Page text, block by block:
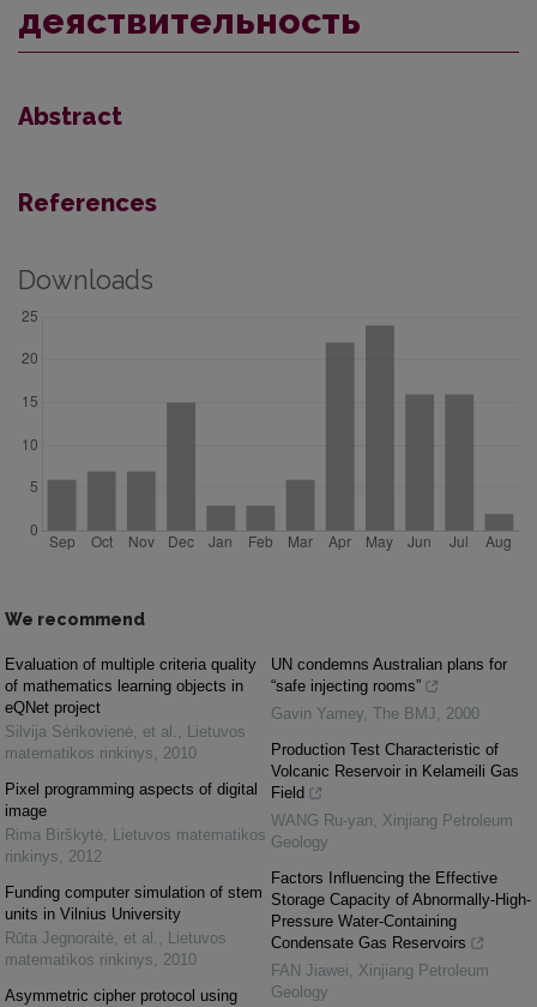
деяствительность
Abstract
References
Downloads
We recommend
Evaluation of multiple criteria quality
of mathematics learning objects in
eQNet project
Silvija Sėrikovienė, et al. , Lietuvos
matematikos rinkinys, 2010
Pixel programming aspects of digital
image
Rima Birškytė, Lietuvos matematikos
rinkinys, 2012
Funding computer simulation of stem
units in Vilnius University
Rūta Jegnoraitė, et al. , Lietuvos
matematikos rinkinys, 2010
Asymmetric cipher protocol using
UN condemns Australian plans for
“safe injecting rooms”
Gavin Yamey, The BMJ, 2000
Production Test Characteristic of
Volcanic Reservoir in Kelameili Gas
Field
WANG Ru-yan, Xinjiang Petroleum
Geology
Factors Influencing the Effective
Storage Capacity of Abnormally-High-
Pressure Water-Containing
Condensate Gas Reservoirs
FAN Jiawei, Xinjiang Petroleum
Geology